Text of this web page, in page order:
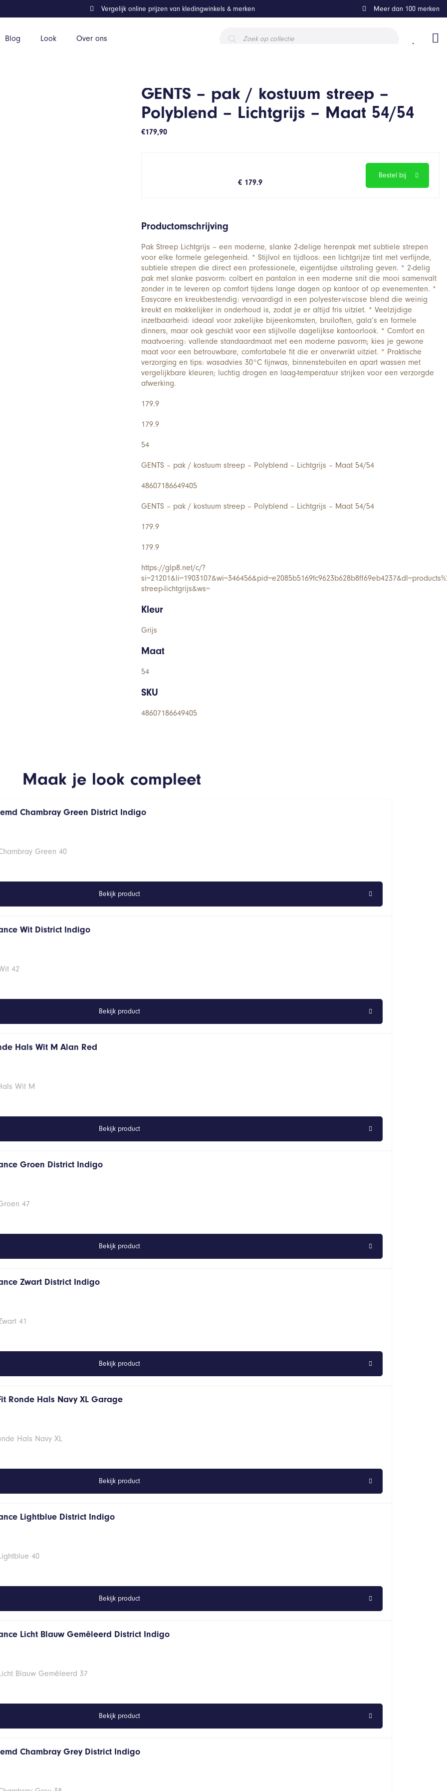
Blog Look Over ons
zoeken
Vergelijk online prijzen van kledingwinkels & merken Meer dan 100 merken
GENTS – pak / kostuum streep –
Polyblend – Lichtgrijs – Maat 54/54
€179,90
€ 179.9
Bestel bij
Productomschrijving
Pak Streep Lichtgrijs – een moderne, slanke 2-delige herenpak met subtiele strepen
voor elke formele gelegenheid. * Stijlvol en tijdloos: een lichtgrijze tint met verfijnde,
subtiele strepen die direct een professionele, eigentijdse uitstraling geven. * 2-delig
pak met slanke pasvorm: colbert en pantalon in een moderne snit die mooi samenvalt
zonder in te leveren op comfort tijdens lange dagen op kantoor of op evenementen. *
Easycare en kreukbestendig: vervaardigd in een polyester-viscose blend die weinig
kreukt en makkelijker in onderhoud is, zodat je er altijd fris uitziet. * Veelzijdige
inzetbaarheid: ideaal voor zakelijke bijeenkomsten, bruiloften, gala’s en formele
dinners, maar ook geschikt voor een stijlvolle dagelijkse kantoorlook. * Comfort en
maatvoering: vallende standaardmaat met een moderne pasvorm; kies je gewone
maat voor een betrouwbare, comfortabele fit die er onverwrikt uitziet. * Praktische
verzorging en tips: wasadvies 30°C fijnwas, binnenstebuiten en apart wassen met
vergelijkbare kleuren; luchtig drogen en laag-temperatuur strijken voor een verzorgde
afwerking.
179.9
179.9
54
GENTS – pak / kostuum streep – Polyblend – Lichtgrijs – Maat 54/54
48607186649405
GENTS – pak / kostuum streep – Polyblend – Lichtgrijs – Maat 54/54
179.9
179.9
https://glp8.net/c/?
streep-lichtgrijs&ws=
Kleur
Grijs
Maat
54
SKU
48607186649405
Maak je look compleet
Chambray Green District Indigo
Green 40
Bekijk product
Wit District Indigo
42
Bekijk product
Hals Wit M Alan Red
Wit M
Bekijk product
Groen District Indigo
47
Bekijk product
Zwart District Indigo
41
Bekijk product
Ronde Hals Navy XL Garage
Hals Navy XL
Bekijk product
Lightblue District Indigo
40
Bekijk product
Licht Blauw Gemêleerd District Indigo
Blauw Gemêleerd 37
Bekijk product
Chambray Grey District Indigo